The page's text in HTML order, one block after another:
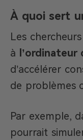
À quoi sert
Les
à
d’accélérer
de problèmes
Par exemple,
pourrait